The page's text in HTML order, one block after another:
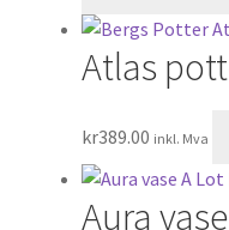
Atlas
kr389.00 inkl. Mva
Aura